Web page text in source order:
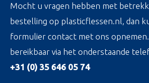
Mocht u vragen hebben met
bestelling op plasticflessen.nl, dan
formulier contact met ons opnemen.
bereikbaar via het onderstaande
+31 (0) 35 646 05 74